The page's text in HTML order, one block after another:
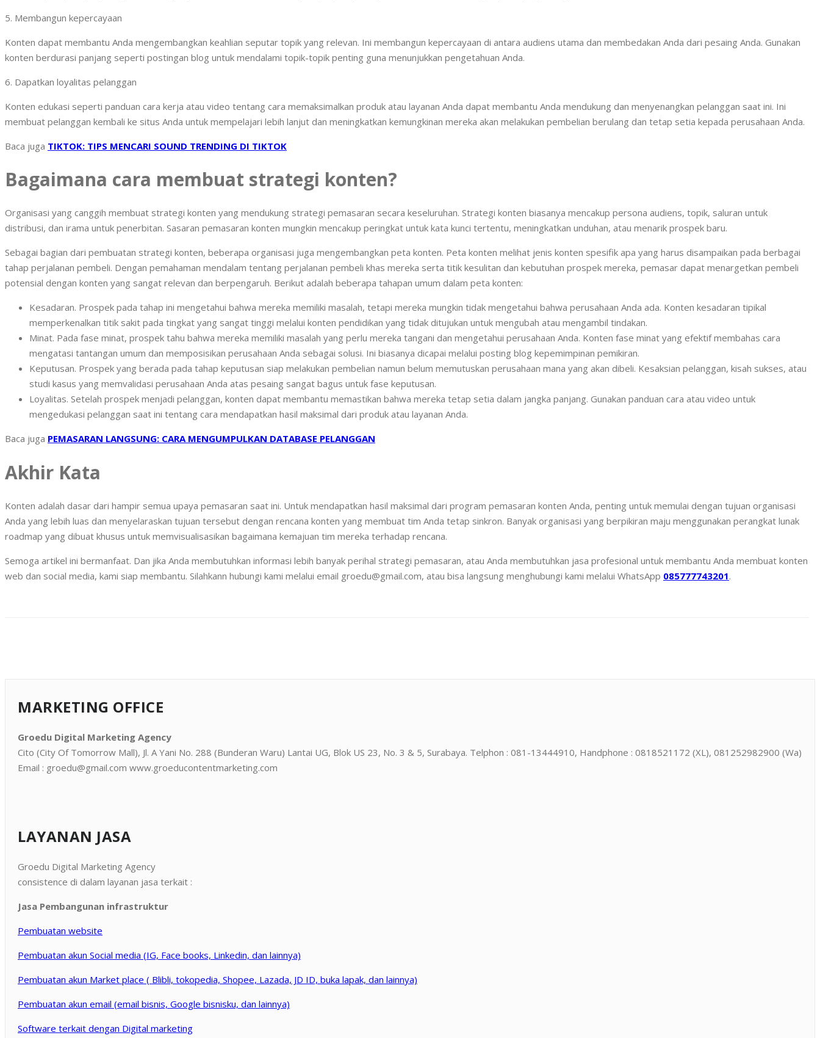
5. Membangun kepercayaan
Konten dapat membantu Anda mengembangkan keahlian seputar topik yang relevan. Ini membangun kepercayaan di antara audiens utama dan membedakan Anda dari pesaing Anda. Gunakan
konten berdurasi panjang seperti postingan blog untuk mendalami topik-topik penting guna menunjukkan pengetahuan Anda.
6. Dapatkan loyalitas pelanggan
Konten edukasi seperti panduan cara kerja atau video tentang cara memaksimalkan produk atau layanan Anda dapat membantu Anda mendukung dan menyenangkan pelanggan saat ini. Ini
membuat pelanggan kembali ke situs Anda untuk mempelajari lebih lanjut dan meningkatkan kemungkinan mereka akan melakukan pembelian berulang dan tetap setia kepada perusahaan Anda.
Baca juga TIKTOK: TIPS MENCARI SOUND TRENDING DI TIKTOK
Bagaimana cara membuat strategi konten?
Organisasi yang canggih membuat strategi konten yang mendukung strategi pemasaran secara keseluruhan. Strategi konten biasanya mencakup persona audiens, topik, saluran untuk
distribusi, dan irama untuk penerbitan. Sasaran pemasaran konten mungkin mencakup peringkat untuk kata kunci tertentu, meningkatkan unduhan, atau menarik prospek baru.
Sebagai bagian dari pembuatan strategi konten, beberapa organisasi juga mengembangkan peta konten. Peta konten melihat jenis konten spesifik apa yang harus disampaikan pada berbagai
tahap perjalanan pembeli. Dengan pemahaman mendalam tentang perjalanan pembeli khas mereka serta titik kesulitan dan kebutuhan prospek mereka, pemasar dapat menargetkan pembeli
potensial dengan konten yang sangat relevan dan berpengaruh. Berikut adalah beberapa tahapan umum dalam peta konten:
Kesadaran. Prospek pada tahap ini mengetahui bahwa mereka memiliki masalah, tetapi mereka mungkin tidak mengetahui bahwa perusahaan Anda ada. Konten kesadaran tipikal
memperkenalkan titik sakit pada tingkat yang sangat tinggi melalui konten pendidikan yang tidak ditujukan untuk mengubah atau mengambil tindakan.
Minat. Pada fase minat, prospek tahu bahwa mereka memiliki masalah yang perlu mereka tangani dan mengetahui perusahaan Anda. Konten fase minat yang efektif membahas cara
mengatasi tantangan umum dan memposisikan perusahaan Anda sebagai solusi. Ini biasanya dicapai melalui posting blog kepemimpinan pemikiran.
Keputusan. Prospek yang berada pada tahap keputusan siap melakukan pembelian namun belum memutuskan perusahaan mana yang akan dibeli. Kesaksian pelanggan, kisah sukses, atau
studi kasus yang memvalidasi perusahaan Anda atas pesaing sangat bagus untuk fase keputusan.
Loyalitas. Setelah prospek menjadi pelanggan, konten dapat membantu memastikan bahwa mereka tetap setia dalam jangka panjang. Gunakan panduan cara atau video untuk
mengedukasi pelanggan saat ini tentang cara mendapatkan hasil maksimal dari produk atau layanan Anda.
Baca juga PEMASARAN LANGSUNG: CARA MENGUMPULKAN DATABASE PELANGGAN
Akhir Kata
Konten adalah dasar dari hampir semua upaya pemasaran saat ini. Untuk mendapatkan hasil maksimal dari program pemasaran konten Anda, penting untuk memulai dengan tujuan organisasi
Anda yang lebih luas dan menyelaraskan tujuan tersebut dengan rencana konten yang membuat tim Anda tetap sinkron. Banyak organisasi yang berpikiran maju menggunakan perangkat lunak
roadmap yang dibuat khusus untuk memvisualisasikan bagaimana kemajuan tim mereka terhadap rencana.
Semoga artikel ini bermanfaat. Dan jika Anda membutuhkan informasi lebih banyak perihal strategi pemasaran, atau Anda membutuhkan jasa profesional untuk membantu Anda membuat konten
web dan social media, kami siap membantu. Silahkann hubungi kami melalui email groedu@gmail.com, atau bisa langsung menghubungi kami melalui WhatsApp 085777743201.
MARKETING OFFICE
Groedu Digital Marketing Agency
Cito (City Of Tomorrow Mall), Jl. A Yani No. 288 (Bunderan Waru) Lantai UG, Blok US 23, No. 3 & 5, Surabaya. Telphon : 081-13444910, Handphone : 0818521172 (XL), 081252982900 (Wa)
Email : groedu@gmail.com www.groeducontentmarketing.com
LAYANAN JASA
Groedu Digital Marketing Agency
consistence di dalam layanan jasa terkait :
Jasa Pembangunan infrastruktur
Pembuatan website
Pembuatan akun Social media (IG, Face books, Linkedin, dan lainnya)
Pembuatan akun Market place ( Blibli, tokopedia, Shopee, Lazada, JD ID, buka lapak, dan lainnya)
Pembuatan akun email (email bisnis, Google bisnisku, dan lainnya)
Software terkait dengan Digital marketing